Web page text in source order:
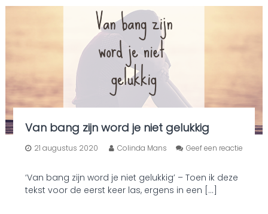
e
n
!
Van bang zijn word je niet gelukkig
21 augustus 2020 Colinda Mans
Geef een reactie
V
a
‘Van bang zijn word je niet gelukkig’ – Toen ik deze
tekst voor de eerst keer las, ergens in een […]